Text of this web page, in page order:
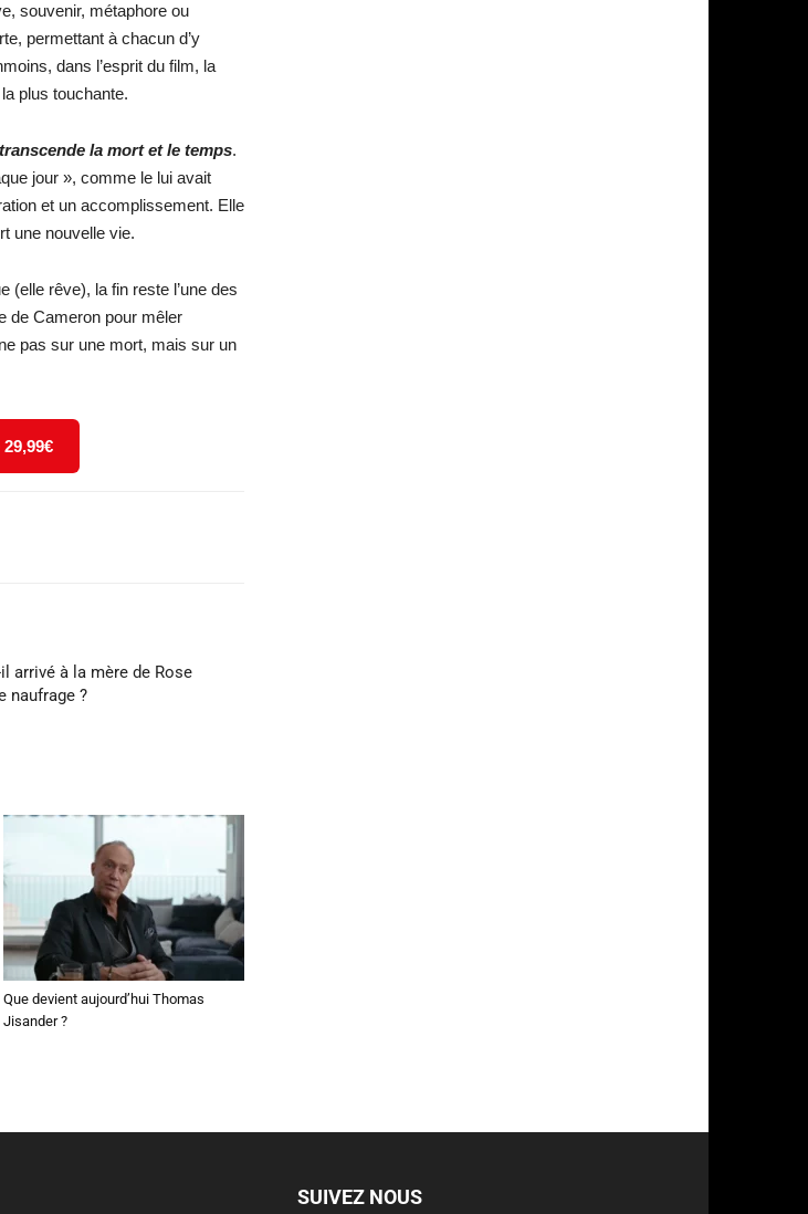
souvenir, métaphore ou
permettant à chacun d’y
dans l’esprit du film, la
plus touchante.
la mort et le temps.
jour », comme le lui avait
et un accomplissement. Elle
une nouvelle vie.
(elle rêve), la fin reste l’une des
de Cameron pour mêler
pas sur une mort, mais sur un
arrivé à la mère de Rose
naufrage ?
Que devient aujourd’hui Thomas
Jisander ?
SUIVEZ NOUS